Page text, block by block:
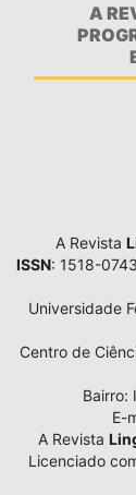
A
A Revista
ISSN: 1518-
Universidade
Centro de
Bairro:
E-
A Revista
Licenciado